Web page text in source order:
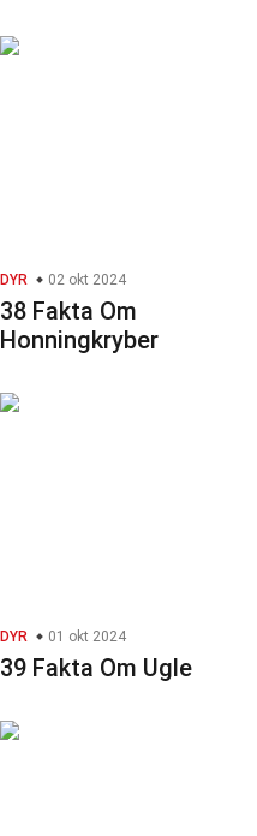
DYR 02 okt 2024
38 Fakta Om
Honningkryber
DYR 01 okt 2024
39 Fakta Om Ugle